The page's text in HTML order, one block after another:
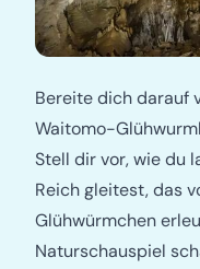
Bereite dich darauf
Waitomo-
Stell dir vor, wie du
Reich gleitest, das
Glühwürmchen
Naturschauspiel